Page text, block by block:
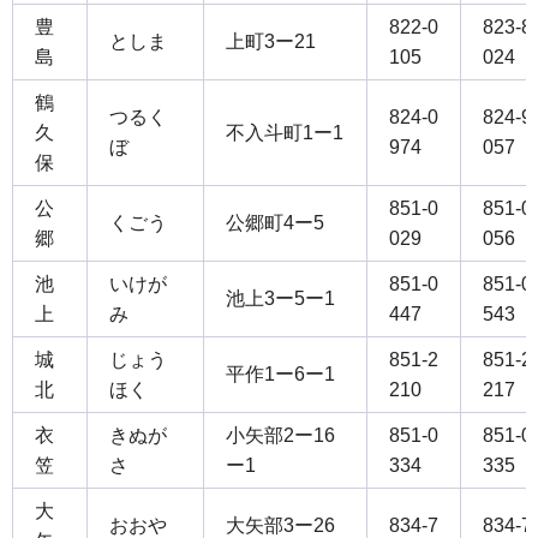
豊
島
としま 上町3ー21
822-0
105
823-8
024
鶴
久
保
つるく
ぼ
不入斗町1ー1
824-0
974
824-9
057
公
郷
くごう 公郷町4ー5
851-0
029
851-0
056
池
上
いけが
み
池上3ー5ー1
851-0
447
851-0
543
城
北
じょう
ほく
平作1ー6ー1
851-2
210
851-2
217
衣
笠
きぬが
さ
小矢部2ー16
ー1
851-0
334
851-0
335
大
おおや 大矢部3ー26 834-7 834-7